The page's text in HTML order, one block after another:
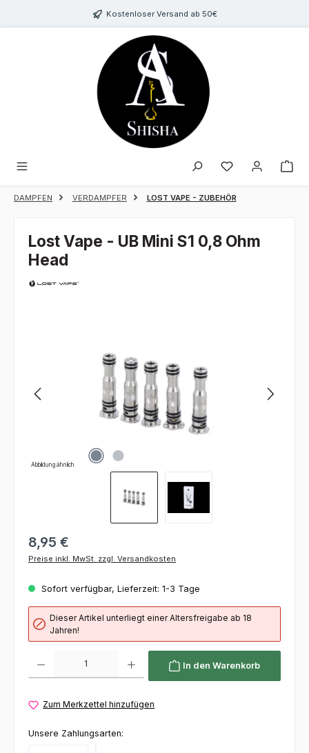
Zum Hauptinhalt springenKostenloser Versand ab 50€
Du hast 0
DAMPFEN VERDAMPFER LOST VAPE - ZUBEHÖR
Lost Vape - UB Mini S1 0,8 Ohm
Head
Abbildung ähnlich
8,95 €
Preise inkl. MwSt. zzgl. Versandkosten
Sofort verfügbar, Lieferzeit: 1-3 Tage
Dieser Artikel unterliegt einer Altersfreigabe ab 18
Jahren!
In den Warenkorb
Zum Merkzettel hinzufügen
Unsere Zahlungsarten: